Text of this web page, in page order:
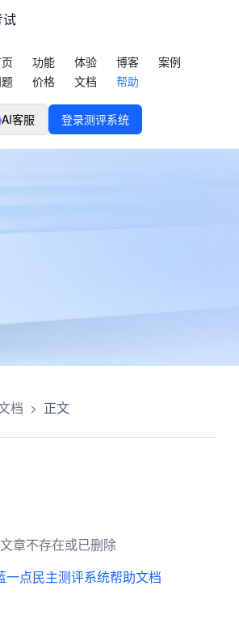
试
功能 体验 博客
案例
价格 文档 帮助
AI客服 登录测评系统
档 > 正文
文章不存在或已删除
一点民主测评系统帮助文档